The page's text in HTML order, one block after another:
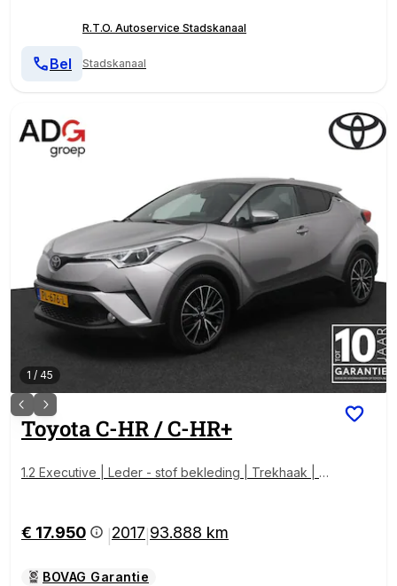
R.T.O. Autoservice Stadskanaal
Stadskanaal
Bel
1 / 45
ToyotaC-HR / C-HR+
1.2 Executive | Leder - stof bekleding | Trekhaak | P
€ 17.950 2017 93.888 km
BOVAG Garantie